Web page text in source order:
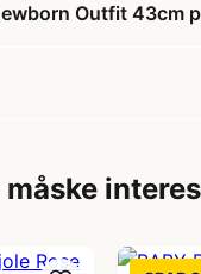
Outfit 43cm
måske